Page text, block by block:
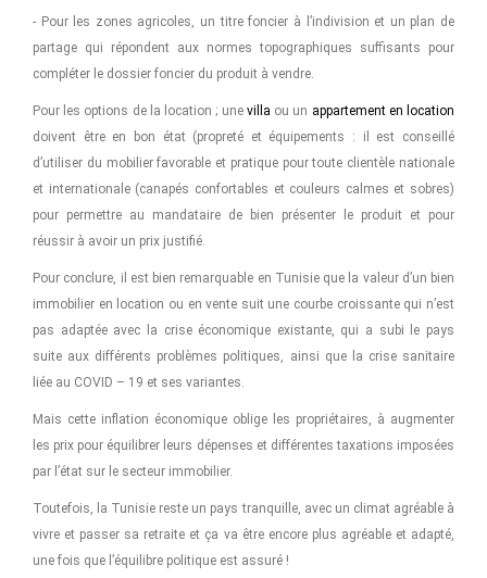
- Pour les zones agricoles, un titre foncier à l’indivision et un plan de
partage qui répondent aux normes topographiques suffisants pour
compléter le dossier foncier du produit à vendre.
Pour les options de la location ; une villa ou un appartement en location
doivent être en bon état (propreté et équipements : il est conseillé
d’utiliser du mobilier favorable et pratique pour toute clientèle nationale
et internationale (canapés confortables et couleurs calmes et sobres)
pour permettre au mandataire de bien présenter le produit et pour
réussir à avoir un prix justifié.
Pour conclure, il est bien remarquable en Tunisie que la valeur d’un bien
immobilier en location ou en vente suit une courbe croissante qui n’est
pas adaptée avec la crise économique existante, qui a subi le pays
suite aux différents problèmes politiques, ainsi que la crise sanitaire
liée au COVID – 19 et ses variantes.
Mais cette inflation économique oblige les propriétaires, à augmenter
les prix pour équilibrer leurs dépenses et différentes taxations imposées
par l’état sur le secteur immobilier.
Toutefois, la Tunisie reste un pays tranquille, avec un climat agréable à
vivre et passer sa retraite et ça va être encore plus agréable et adapté,
une fois que l’équilibre politique est assuré !